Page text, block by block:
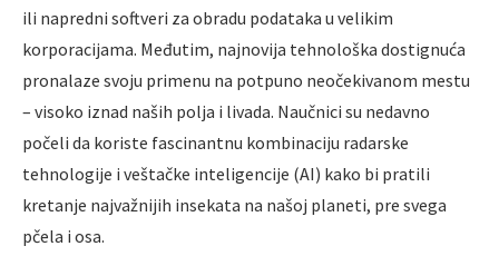
ili napredni softveri za obradu podataka u velikim
korporacijama. Međutim, najnovija tehnološka dostignuća
pronalaze svoju primenu na potpuno neočekivanom mestu
– visoko iznad naših polja i livada. Naučnici su nedavno
počeli da koriste fascinantnu kombinaciju radarske
tehnologije i veštačke inteligencije (AI) kako bi pratili
kretanje najvažnijih insekata na našoj planeti, pre svega
pčela i osa.